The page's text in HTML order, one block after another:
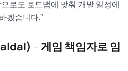
로도 로드맵에 맞춰 개발 일정에
겠습니다.”
– 게임 책임자로 임